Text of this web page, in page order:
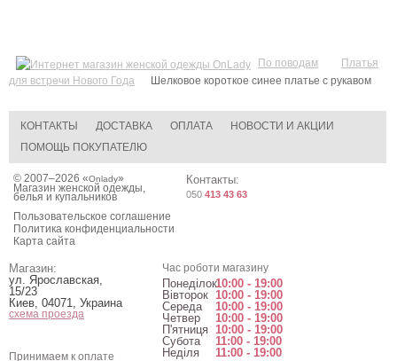
По поводам
Платья
для встречи Нового Года
Шелковое короткое синее платье с рукавом
КОНТАКТЫ ДОСТАВКА ОПЛАТА
НОВОСТИ И АКЦИИ
ПОМОЩЬ ПОКУПАТЕЛЮ
© 2007–2026 «Onlady»
Магазин женской одежды,
белья и купальников
Пользовательское соглашение
Политика конфиденциальности
Карта сайта
Контакты:
050 413 43 63
Магазин:
ул. Ярославская,
15/23
Киев 04071 Украина
схема проезда
Час роботи магазину
Понеділок10:00 - 19:00
Вівторок 10:00 - 19:00
Середа
10:00 - 19:00
Четвер
10:00 - 19:00
П'ятниця 10:00 - 19:00
Субота
11:00 - 19:00
Неділя
11:00 - 19:00
Принимаем к оплате